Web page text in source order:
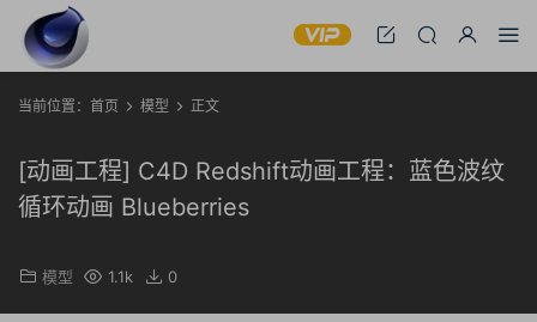
当前位置： 首页 模型 正文
[动画工程] C4D Redshift动画工程：蓝色波纹
循环动画 Blueberries
模型 1.1k 0